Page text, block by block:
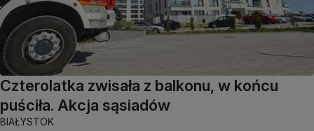
Czterolatka zwisała z balkonu, w końcu
puściła. Akcja sąsiadów
BIAŁYSTOK